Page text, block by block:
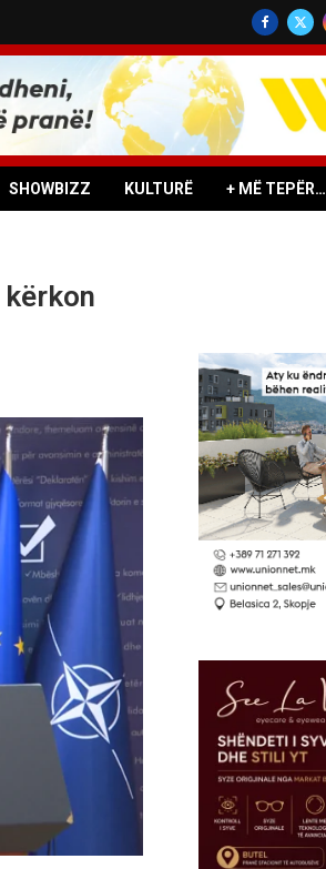
SHOWBIZZ KULTURË + MË TEPËR…